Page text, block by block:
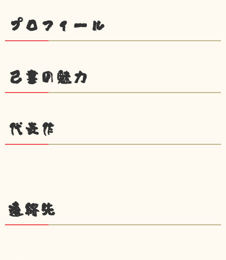
プロフィール
己書の魅力
代表作
連絡先